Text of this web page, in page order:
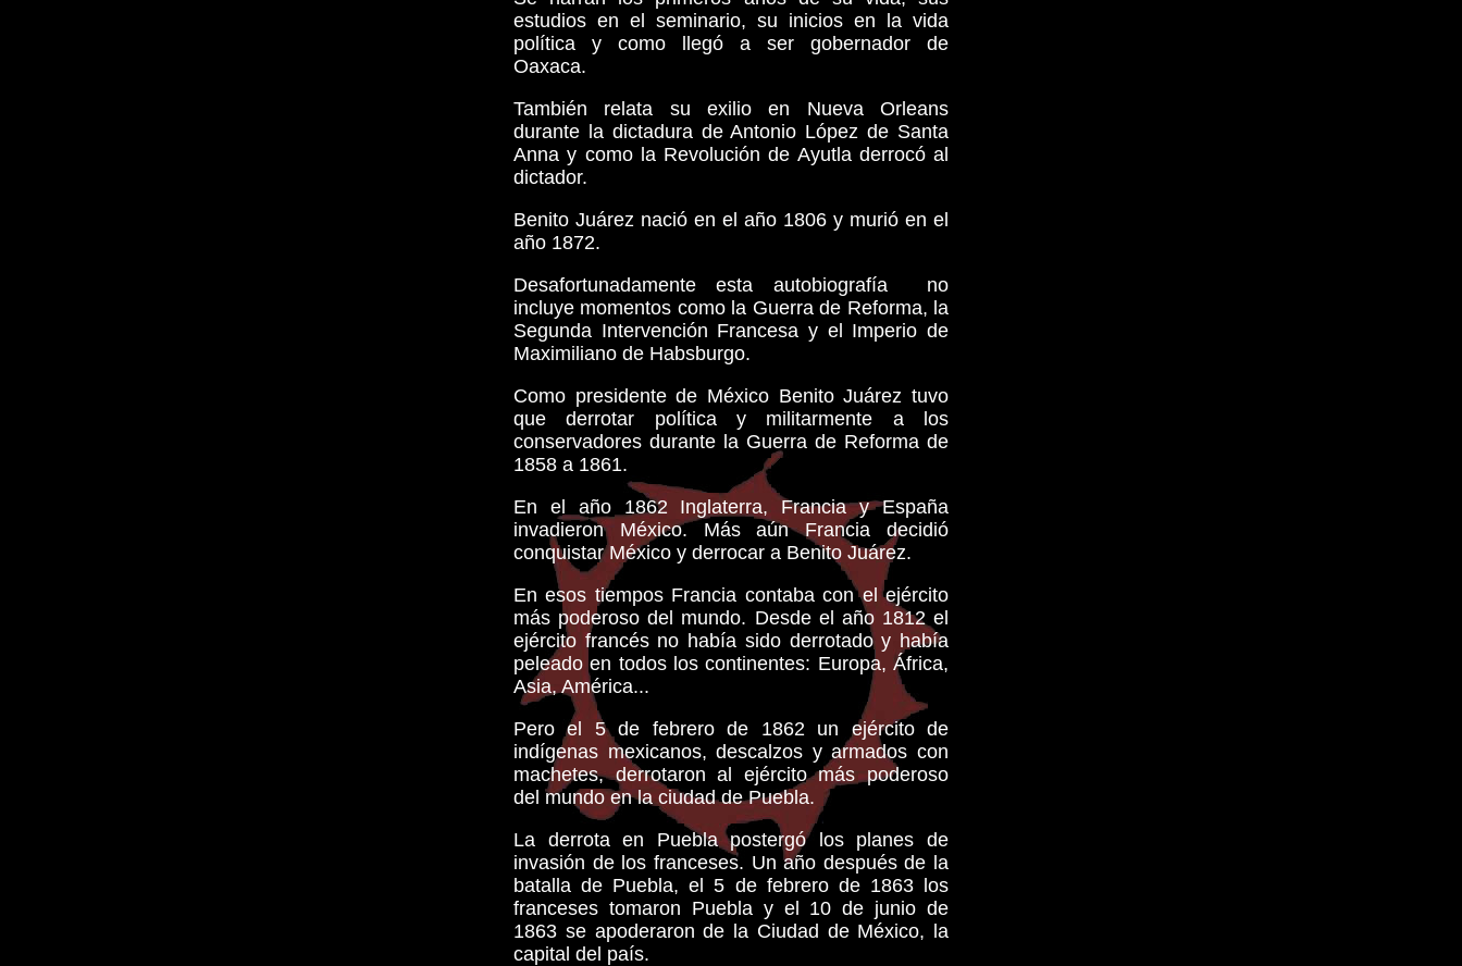
estudios en el seminario, su inicios en la vida
política y como llegó a ser gobernador de
Oaxaca.
También relata su exilio en Nueva Orleans
durante la dictadura de Antonio López de Santa
Anna y como la Revolución de Ayutla derrocó al
dictador.
Benito Juárez nació en el año 1806 y murió en el
año 1872.
Desafortunadamente esta autobiografía no
incluye momentos como la Guerra de Reforma, la
Segunda Intervención Francesa y el Imperio de
Maximiliano de Habsburgo.
Como presidente de México Benito Juárez tuvo
que derrotar política y militarmente a los
conservadores durante la Guerra de Reforma de
1858 a 1861.
En el año 1862 Inglaterra, Francia y España
invadieron México. Más aún Francia decidió
conquistar México y derrocar a Benito Juárez.
En esos tiempos Francia contaba con el ejército
más poderoso del mundo. Desde el año 1812 el
ejército francés no había sido derrotado y había
peleado en todos los continentes: Europa, África,
Asia, América...
Pero el 5 de febrero de 1862 un ejército de
indígenas mexicanos, descalzos y armados con
machetes, derrotaron al ejército más poderoso
del mundo en la ciudad de Puebla.
La derrota en Puebla postergó los planes de
invasión de los franceses. Un año después de la
batalla de Puebla, el 5 de febrero de 1863 los
franceses tomaron Puebla y el 10 de junio de
1863 se apoderaron de la Ciudad de México, la
capital del país.